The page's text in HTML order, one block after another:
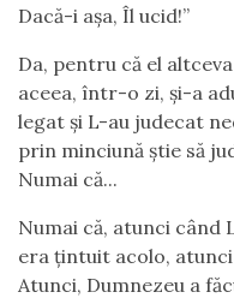
Dacă-i așa, Îl ucid!”
Da, pentru că el
aceea, într-o zi, și-a
legat și L-au judecat
prin minciună știe să
Numai că...
Numai că, atunci când
era țintuit acolo,
Atunci, Dumnezeu a